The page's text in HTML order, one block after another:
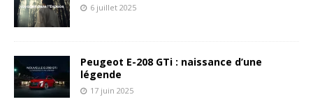
6 juillet 2025
Peugeot E-208 GTi : naissance d’une
légende
17 juin 2025